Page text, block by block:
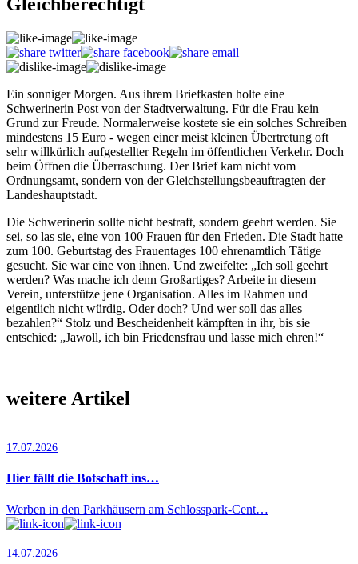
Ein sonniger Morgen. Aus ihrem Briefkasten holte eine
Schwerinerin Post von der Stadtverwaltung. Für die Frau kein
Grund zur Freude. Normalerweise kostete sie ein solches Schreiben
mindestens 15 Euro - wegen einer meist kleinen Übertretung oft
sehr willkürlich aufgestellter Regeln im öffentlichen Verkehr. Doch
beim Öffnen die Überraschung. Der Brief kam nicht vom
Ordnungsamt, sondern von der Gleichstellungsbeauftragten der
Landeshauptstadt.
Die Schwerinerin sollte nicht bestraft, sondern geehrt werden. Sie
sei, so las sie, eine von 100 Frauen für den Frieden. Die Stadt hatte
zum 100. Geburtstag des Frauentages 100 ehrenamtlich Tätige
gesucht. Sie war eine von ihnen. Und zweifelte: „Ich soll geehrt
werden? Was mache ich denn Großartiges? Arbeite in diesem
Verein, unterstütze jene Organisation. Alles im Rahmen und
eigentlich nicht würdig. Oder doch? Und wer soll das alles
bezahlen?“ Stolz und Bescheidenheit kämpften in ihr, bis sie
entschied: „Jawoll, ich bin Friedensfrau und lasse mich ehren!“
weitere Artikel
17.07.2026
Hier fällt die Botschaft ins…
Werben in den Parkhäusern am Schlosspark-Cent…
14.07.2026